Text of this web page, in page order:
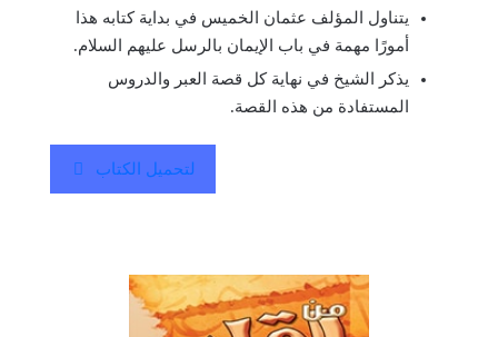
يتناول المؤلف عثمان الخميس في بداية كتابه هذا
أمورًا مهمة في باب الإيمان بالرسل عليهم السلام.
يذكر الشيخ في نهاية كل قصة العبر والدروس
المستفادة من هذه القصة.
لتحميل الكتاب